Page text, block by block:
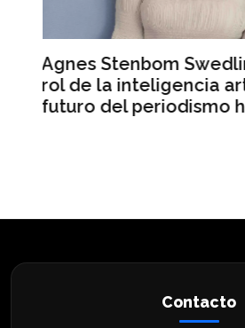
el
y el
Mercado Libre
récord pero sus
Wall Street
Contacto